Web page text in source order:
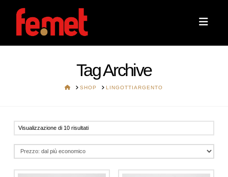
Tag Archive
HOMESHOP LINGOTTIARGENTO
Visualizzazione di 10 risultatiPrezzo: